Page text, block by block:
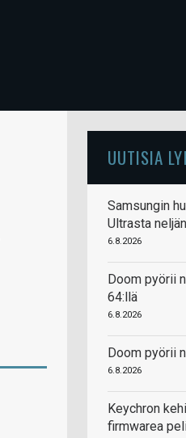
UUTISIA
Samsungin
Ultrasta
6.8.2026
Doom pyörii
64:llä
6.8.2026
Doom pyörii
6.8.2026
Keychron
firmwarea